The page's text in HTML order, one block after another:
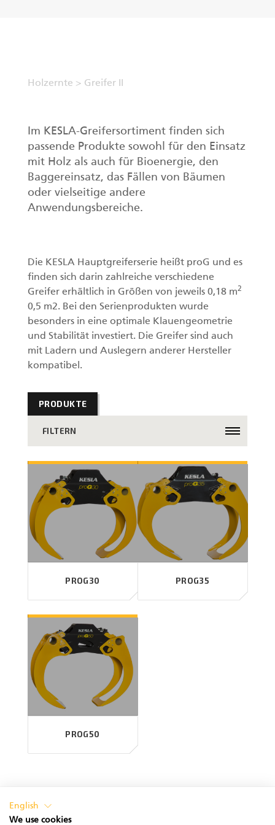
Impulsprozessor
Greifer I
Holzernte > Greifer II
Im KESLA-Greifersortiment finden sich
passende Produkte sowohl für den Einsatz
mit Holz als auch für Bioenergie, den
Baggereinsatz, das Fällen von Bäumen
oder vielseitige andere
Anwendungsbereiche.
Die KESLA Hauptgreiferserie heißt proG und es
finden sich darin zahlreiche verschiedene
Greifer erhältlich in Größen von jeweils 0,18 m2
0,5 m2. Bei den Serienprodukten wurde
besonders in eine optimale Klauengeometrie
und Stabilität investiert. Die Greifer sind auch
mit Ladern und Auslegern anderer Hersteller
kompatibel.
PRODUKTE
FILTERN
PROG30 PROG35
PROG50
English
We use cookies